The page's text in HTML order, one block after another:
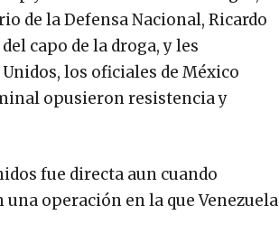
de la Defensa Nacional, Ricardo
capo de la droga, y les
los oficiales de México
opusieron resistencia y
fue directa aun cuando
operación en la que Venezuela